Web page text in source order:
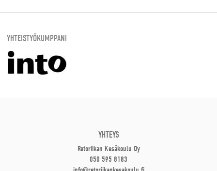
YHTEISTYÖKUMPPANI
YHTEYS
Retoriikan Kesäkoulu Oy
050 595 8183